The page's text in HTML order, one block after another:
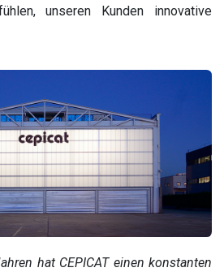
unseren Kunden innovative
hat CEPICAT einen konstanten